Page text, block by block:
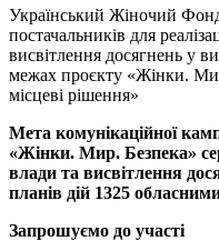
Український Жіночий
постачальників для
висвітлення досягнень у
межах проєкту «Жінки.
місцеві рішення»
Мета комунікаційної
«Жінки. Мир. Безпека»
влади та висвітлення
планів дій 1325
Запрошуємо до участі